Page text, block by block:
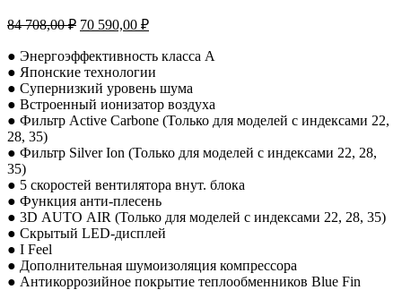
84 708,00₽ Первоначальная
составляла
84
708,00 ₽.
70 590,00 ₽Текущая
70
590,00 ₽.
● Энергоэффективность класса А
● Японские технологии
● Супернизкий уровень шума
● Встроенный ионизатор воздуха
● Фильтр Active Carbone (Только для моделей с индексами 22,
28, 35)
● Фильтр Silver Ion (Только для моделей с индексами 22, 28,
35)
● 5 скоростей вентилятора внут. блока
● Функция анти-плесень
● 3D AUTO AIR (Только для моделей с индексами 22, 28, 35)
● Скрытый LED-дисплей
● I Feel
● Дополнительная шумоизоляция компрессора
● Антикоррозийное покрытие теплообменников Blue Fin